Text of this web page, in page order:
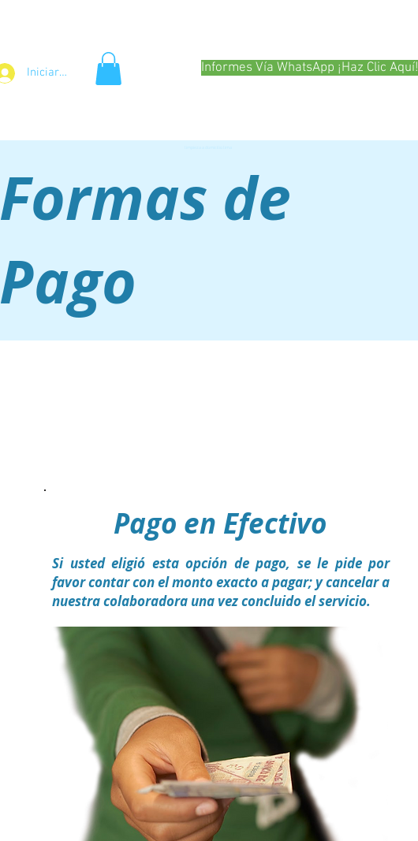
Iniciar sesión Informes Vía WhatsApp ¡Haz Clic Aquí!
Formas de
Pago
Pago en Efectivo
Si usted eligió esta opción de pago, se le pide por
favor contar con el monto exacto a pagar; y cancelar a
nuestra colaboradora una vez concluido el servicio.